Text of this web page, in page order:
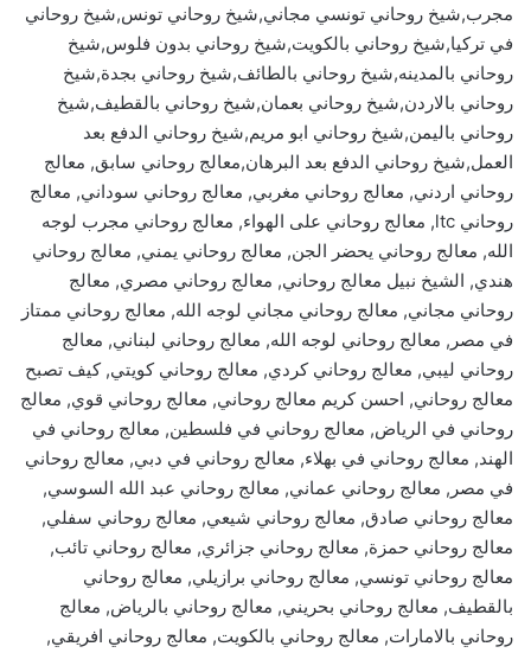
مجرب,شيخ روحاني تونسي مجاني,شيخ روحاني تونس,شيخ روحاني
في تركيا,شيخ روحاني بالكويت,شيخ روحاني بدون فلوس,شيخ
روحاني بالمدينه,شيخ روحاني بالطائف,شيخ روحاني بجدة,شيخ
روحاني بالاردن,شيخ روحاني بعمان,شيخ روحاني بالقطيف,شيخ
روحاني باليمن,شيخ روحاني ابو مريم,شيخ روحاني الدفع بعد
العمل,شيخ روحاني الدفع بعد البرهان,معالج روحاني سابق, معالج
روحاني اردني, معالج روحاني مغربي, معالج روحاني سوداني, معالج
روحاني ltc, معالج روحاني على الهواء, معالج روحاني مجرب لوجه
الله, معالج روحاني يحضر الجن, معالج روحاني يمني, معالج روحاني
هندي, الشيخ نبيل معالج روحاني, معالج روحاني مصري, معالج
روحاني مجاني, معالج روحاني مجاني لوجه الله, معالج روحاني ممتاز
في مصر, معالج روحاني لوجه الله, معالج روحاني لبناني, معالج
روحاني ليبي, معالج روحاني كردي, معالج روحاني كويتي, كيف تصبح
معالج روحاني, احسن كريم معالج روحاني, معالج روحاني قوي, معالج
روحاني في الرياض, معالج روحاني في فلسطين, معالج روحاني في
الهند, معالج روحاني في بهلاء, معالج روحاني في دبي, معالج روحاني
في مصر, معالج روحاني عماني, معالج روحاني عبد الله السوسي,
معالج روحاني صادق, معالج روحاني شيعي, معالج روحاني سفلي,
معالج روحاني حمزة, معالج روحاني جزائري, معالج روحاني تائب,
معالج روحاني تونسي, معالج روحاني برازيلي, معالج روحاني
بالقطيف, معالج روحاني بحريني, معالج روحاني بالرياض, معالج
روحاني بالامارات, معالج روحاني بالكويت, معالج روحاني افريقي,